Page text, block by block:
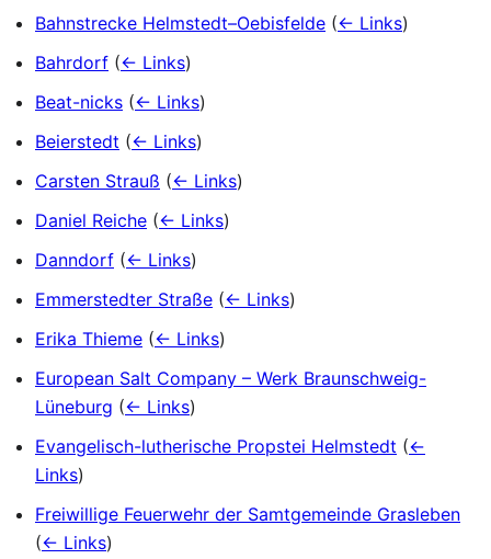
Bahnstrecke Helmstedt–Oebisfelde (← Links)
Bahrdorf (← Links)
Beat-nicks (← Links)
Beierstedt (← Links)
Carsten Strauß (← Links)
Daniel Reiche (← Links)
Danndorf (← Links)
Emmerstedter Straße (← Links)
Erika Thieme (← Links)
European Salt Company – Werk Braunschweig-
Lüneburg (← Links)
Evangelisch-lutherische Propstei Helmstedt (←
Links)
Freiwillige Feuerwehr der Samtgemeinde Grasleben
(← Links)